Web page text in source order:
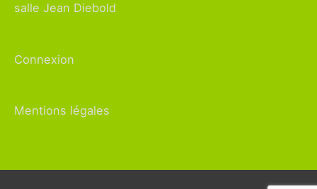
salle Jean Diebold
Connexion
Mentions légales